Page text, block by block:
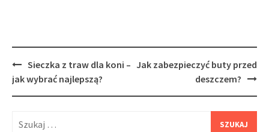
Post
navigation
Sieczka z traw dla koni –
jak wybrać najlepszą?
Jak zabezpieczyć buty przed
deszczem?